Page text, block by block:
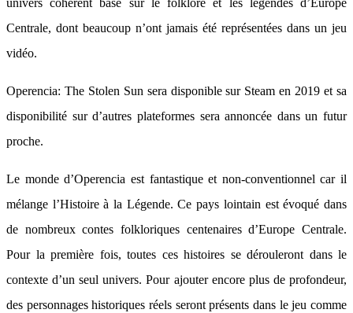
univers cohérent basé sur le folklore et les légendes d’Europe
Centrale, dont beaucoup n’ont jamais été représentées dans un jeu
vidéo.
Operencia: The Stolen Sun sera disponible sur Steam en 2019 et sa
disponibilité sur d’autres plateformes sera annoncée dans un futur
proche.
Le monde d’Operencia est fantastique et non-conventionnel car il
mélange l’Histoire à la Légende. Ce pays lointain est évoqué dans
de nombreux contes folkloriques centenaires d’Europe Centrale.
Pour la première fois, toutes ces histoires se dérouleront dans le
contexte d’un seul univers. Pour ajouter encore plus de profondeur,
des personnages historiques réels seront présents dans le jeu comme